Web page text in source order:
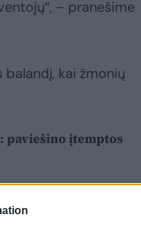
– pranešime
balandį, kai žmonių
paviešino įtemptos